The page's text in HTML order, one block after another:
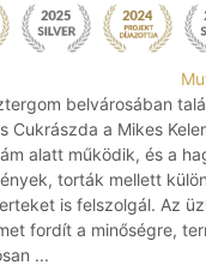
belvárosában
Cukrászda a Mikes
alatt működik, és a
torták mellett
is felszolgál. Az
fordít a minőségre,
...